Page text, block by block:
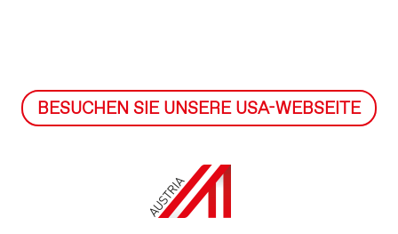
BESUCHEN SIE UNSERE USA-WEBSEITE